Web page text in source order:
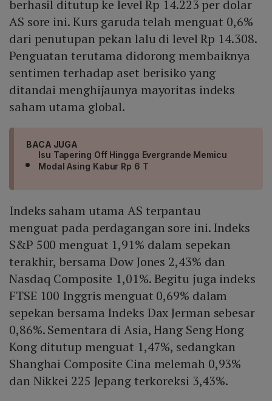
berhasil ditutup ke level Rp 14.223 per dolar
AS sore ini. Kurs garuda telah menguat 0,6%
dari penutupan pekan lalu di level Rp 14.308.
Penguatan terutama didorong membaiknya
sentimen terhadap aset berisiko yang
ditandai menghijaunya mayoritas indeks
saham utama global.
BACA JUGA
Isu Tapering Off Hingga Evergrande Memicu
Modal Asing Kabur Rp 6 T
Indeks saham utama AS terpantau
menguat pada perdagangan sore ini. Indeks
S&P 500 menguat 1,91% dalam sepekan
terakhir, bersama Dow Jones 2,43% dan
Nasdaq Composite 1,01%. Begitu juga indeks
FTSE 100 Inggris menguat 0,69% dalam
sepekan bersama Indeks Dax Jerman sebesar
0,86%. Sementara di Asia, Hang Seng Hong
Kong ditutup menguat 1,47%, sedangkan
Shanghai Composite Cina melemah 0,93%
dan Nikkei 225 Jepang terkoreksi 3,43%.